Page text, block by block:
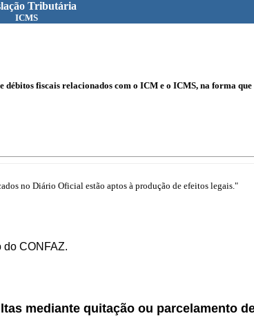
Tributária
ICMS
fiscais relacionados com o ICM e o ICMS, na forma que
no Diário Oficial estão aptos à produção de efeitos legais."
do CONFAZ.
mediante quitação ou parcelamento